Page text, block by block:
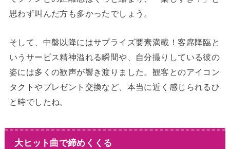
思わず叫んだ方も多かったでしょう。
そして、中盤以降にはサプライズ要素満載！客席降臨と
いうサービス精神溢れる瞬間や、自分撮りしている彼の
姿には多くの歓声が響き渡りました。観客とのアイコン
タクトやプレゼント交換など、本当に近く感じられるひ
と時でしたね。
大ヒット曲で締めくくる